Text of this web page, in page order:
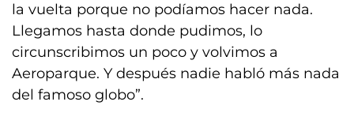
la vuelta porque no podíamos hacer nada.
Llegamos hasta donde pudimos, lo
circunscribimos un poco y volvimos a
Aeroparque. Y después nadie habló más nada
del famoso globo”.